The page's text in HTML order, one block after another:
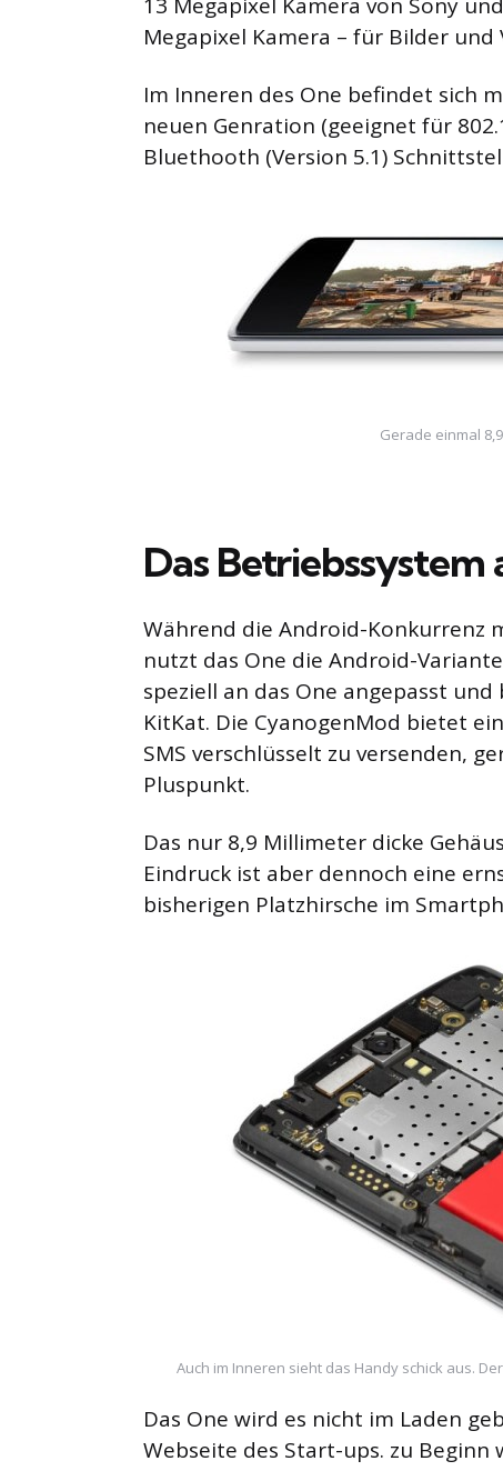
Megapixel Kamera – für Bilder und
Im Inneren des One befindet sich
neuen Genration (geeignet für
Bluethooth (Version 5.1)
Gerade einmal
Das Betriebssystem
Während die Android-Konkurrenz
nutzt das One die Android-
speziell an das One angepasst
KitKat. Die CyanogenMod bietet
SMS verschlüsselt zu versenden,
Pluspunkt.
Das nur 8,9 Millimeter dicke
Eindruck ist aber dennoch eine
bisherigen Platzhirsche im
Auch im Inneren sieht das Handy schick aus.
Das One wird es nicht im Laden
Webseite des Start-ups. zu